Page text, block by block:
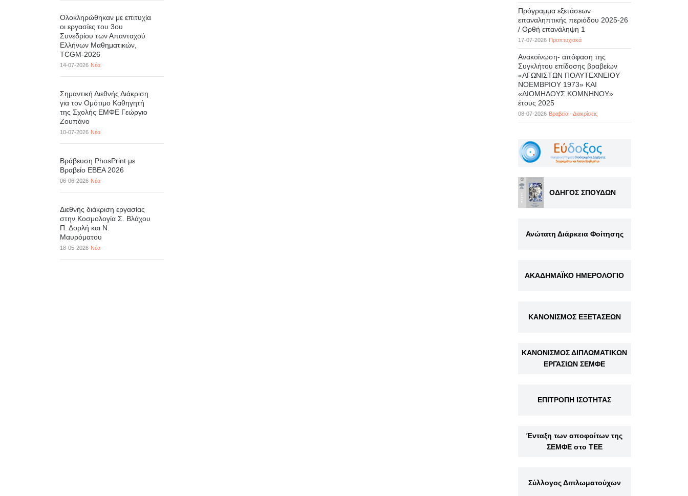
Ολοκληρώθηκαν με επιτυχία
οι εργασίες του 3ου
Συνεδρίου των Απανταχού
Ελλήνων Μαθηματικών,
TCGM-2026
14-07-2026 Νέα
Σημαντική Διεθνής Διάκριση
για τον Ομότιμο Καθηγητή
της Σχολής ΕΜΦΕ Γεώργιο
Ζουπάνο
10-07-2026 Νέα
Βράβευση PhosPrint με
Βραβείο ΕΒΕΑ 2026
06-06-2026 Νέα
Διεθνής διάκριση εργασίας
στην Κοσμολογία Σ. Βλάχου
Π. Δορλή και Ν.
Μαυρόματου
18-05-2026 Νέα
Πρόγραμμα εξετάσεων
επαναληπτικής περιόδου 2025-26
/ Ορθή επανάληψη 1
17-07-2026 Προπτυχιακά
Ανακοίνωση- απόφαση της
Συγκλήτου επίδοσης βραβείων
«ΑΓΩΝΙΣΤΩΝ ΠΟΛΥΤΕΧΝΕΙΟΥ
ΝΟΕΜΒΡΙΟΥ 1973» ΚΑΙ
«ΔΙΟΜΗΔΟΥΣ ΚΟΜΝΗΝΟΥ»
έτους 2025
08-07-2026 Βραβεία - Διακρίσεις
ΟΔΗΓΟΣ ΣΠΟΥΔΩΝ
Ανώτατη Διάρκεια Φοίτησης
ΑΚΑΔΗΜΑΪΚΟ ΗΜΕΡΟΛΟΓΙΟ
ΚΑΝΟΝΙΣΜΟΣ ΕΞΕΤΑΣΕΩΝ
ΚΑΝΟΝΙΣΜΟΣ ΔΙΠΛΩΜΑΤΙΚΩΝ
ΕΡΓΑΣΙΩΝ ΣΕΜΦΕ
ΕΠΙΤΡΟΠΗ ΙΣΟΤΗΤΑΣ
Ένταξη των αποφοίτων της
ΣΕΜΦΕ στο ΤΕΕ
Σύλλογος Διπλωματούχων